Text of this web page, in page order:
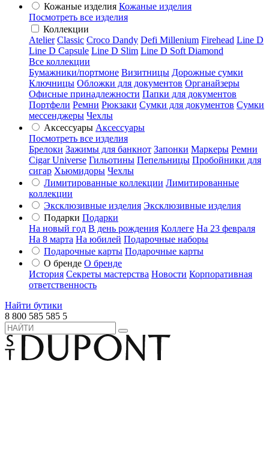
Кожаные изделия Кожаные изделия
Посмотреть все изделия
Коллекции
Atelier Classic Croco Dandy Defi Millenium Firehead Line D
Line D Capsule Line D Slim Line D Soft Diamond
Все коллекции
Бумажники/портмоне Визитницы Дорожные сумки
Ключницы Обложки для документов Органайзеры
Офисные принадлежности Папки для документов
Портфели Ремни Рюкзаки Сумки для документов Сумки
мессенджеры Чехлы
Аксессуары Аксессуары
Посмотреть все изделия
Брелоки Зажимы для банкнот Запонки Маркеры Ремни
Cigar Universe Гильотины Пепельницы Пробойники для
сигар Хьюмидоры Чехлы
Лимитированные коллекции Лимитированные
коллекции
Эксклюзивные изделия Эксклюзивные изделия
Подарки Подарки
На новый год В день рождения Коллеге На 23 февраля
На 8 марта На юбилей Подарочные наборы
Подарочные карты Подарочные карты
О бренде О бренде
История Секреты мастерства Новости Корпоративная
ответственность
Найти бутики
8 800 585 585 5